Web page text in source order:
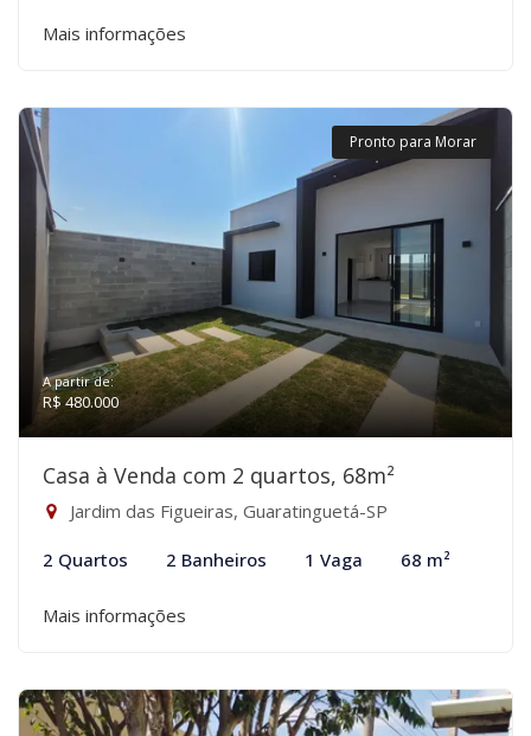
Mais informações
Pronto para Morar
A partir de:
R$ 480.000
Casa à Venda com 2 quartos, 68m²
Jardim das Figueiras, Guaratinguetá-SP
2 Quartos 2 Banheiros 1 Vaga 68 m²
Mais informações